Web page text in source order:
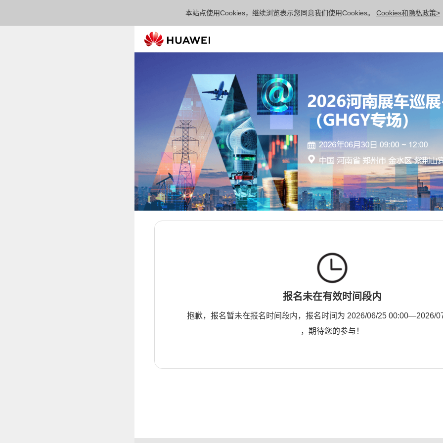
本站点使用Cookies，继续浏览表示您同意我们使用Cookies。 Cookies和隐私政策>
报名未在有效时间段内
抱歉，报名暂未在报名时间段内，报名时间为 2026/06/25 00:00—2026/
，期待您的参与！